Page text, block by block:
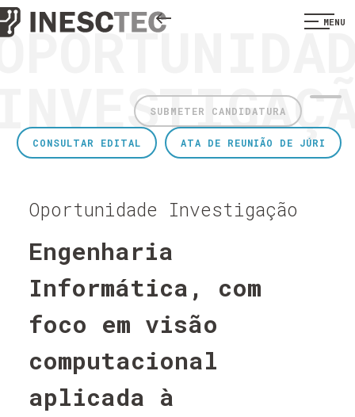
MENU
SUBMETER CANDIDATURA
ATA DE REUNIÃO DE JÚRI
CONSULTAR EDITAL
Oportunidade Investigação
Engenharia
Informática, com
foco em visão
computacional
aplicada à